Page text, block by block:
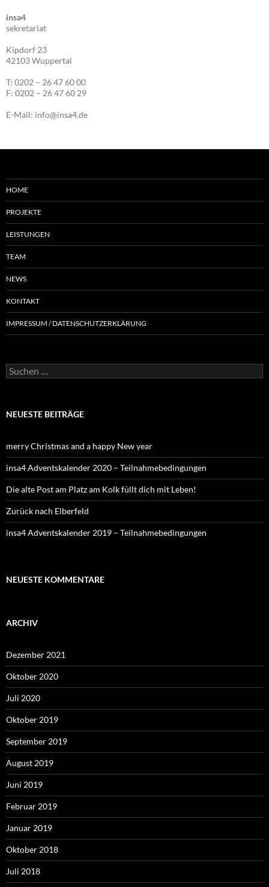
insa4
sekretariat
Kipdorf 23
42103 Wuppertal
T: 0202 – 26 47 60 00
F: 0202 – 26 47 60 29
E-Mail: info@insa4.de
HOME
PROJEKTE
LEISTUNGEN
TEAM
NEWS
KONTAKT
IMPRESSUM / DATENSCHUTZERKLÄRUNG
NEUESTE BEITRÄGE
merry Christmas and a happy New year
insa4 Adventskalender 2020 – Teilnahmebedingungen
Die alte Post am Platz am Kolk füllt dich mit Leben!
Zurück nach Elberfeld
insa4 Adventskalender 2019 – Teilnahmebedingungen
NEUESTE KOMMENTARE
ARCHIV
Dezember 2021
Oktober 2020
Juli 2020
Oktober 2019
September 2019
August 2019
Juni 2019
Februar 2019
Januar 2019
Oktober 2018
Juli 2018